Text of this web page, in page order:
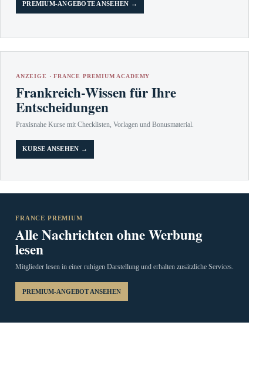
PREMIUM-ANGEBOTE ANSEHEN →
ANZEIGE · FRANCE PREMIUM ACADEMY
Frankreich-Wissen für Ihre
Entscheidungen
Praxisnahe Kurse mit Checklisten, Vorlagen und Bonusmaterial.
KURSE ANSEHEN →
FRANCE PREMIUM
Alle Nachrichten ohne Werbung
lesen
Mitglieder lesen in einer ruhigen Darstellung und erhalten zusätzliche Services.
PREMIUM-ANGEBOT ANSEHEN